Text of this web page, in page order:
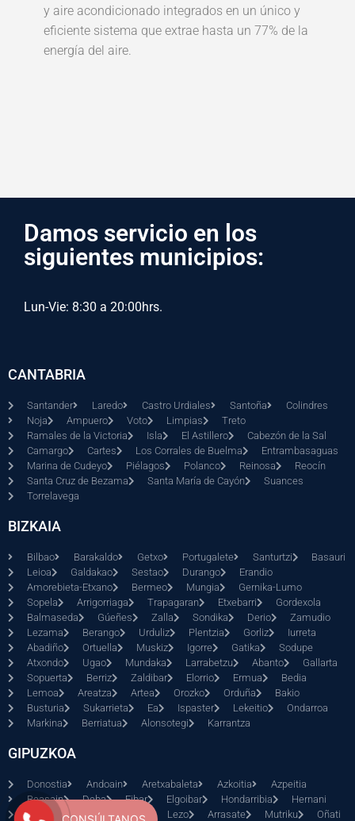
y aire acondicionado integrados en un único y
eficiente sistema que extrae hasta un 77% de la
energía del aire.​
Damos servicio en los
siguientes municipios:
Lun-Vie: 8:30 a 20:00hrs.
CANTABRIA
Santander Laredo Castro Urdiales Santoña
Colindres
Noja
Ampuero Voto Limpias
Treto
Ramales de la Victoria
Isla El Astillero
Cabezón de la Sal
Camargo
Cartes Los Corrales de Buelma
Entrambasaguas
Marina de Cudeyo
Piélagos Polanco Reinosa
Reocín
Santa Cruz de Bezama
Santa María de Cayón
Suances
Torrelavega
BIZKAIA
Bilbao Barakaldo Getxo Portugalete Santurtzi
Basauri
Leioa
Galdakao Sestao Durango
Erandio
Amorebieta-Etxano
Bermeo Mungia
Gernika-Lumo
Sopela
Arrigorriaga Trapagaran Etxebarri
Gordexola
Balmaseda
Gúeñes Zalla Sondika Derio
Zamudio
Lezama
Berango Urduliz Plentzia Gorliz
Iurreta
Abadiño
Ortuella Muskiz Igorre Gatika
Sodupe
Atxondo
Ugao Mundaka Larrabetzu Abanto
Gallarta
Sopuerta
Berriz Zaldibar Elorrio Ermua
Bedia
Lemoa
Areatza Artea Orozko Orduña
Bakio
Busturia
Sukarrieta Ea Ispaster Lekeitio
Ondarroa
Markina
Berriatua Alonsotegi Karrantza
GIPUZKOA
Donostia Andoain Aretxabaleta Azkoitia
Azpeitia
Beasain
Deba Eibar Elgoibar Hondarribia
Hernani
Irun
Lazkao Legazpi Lezo Arrasate Mutriku Oñati